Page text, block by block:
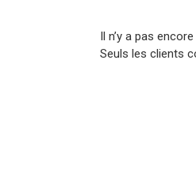
Il n’y a pas encore
Seuls les clients